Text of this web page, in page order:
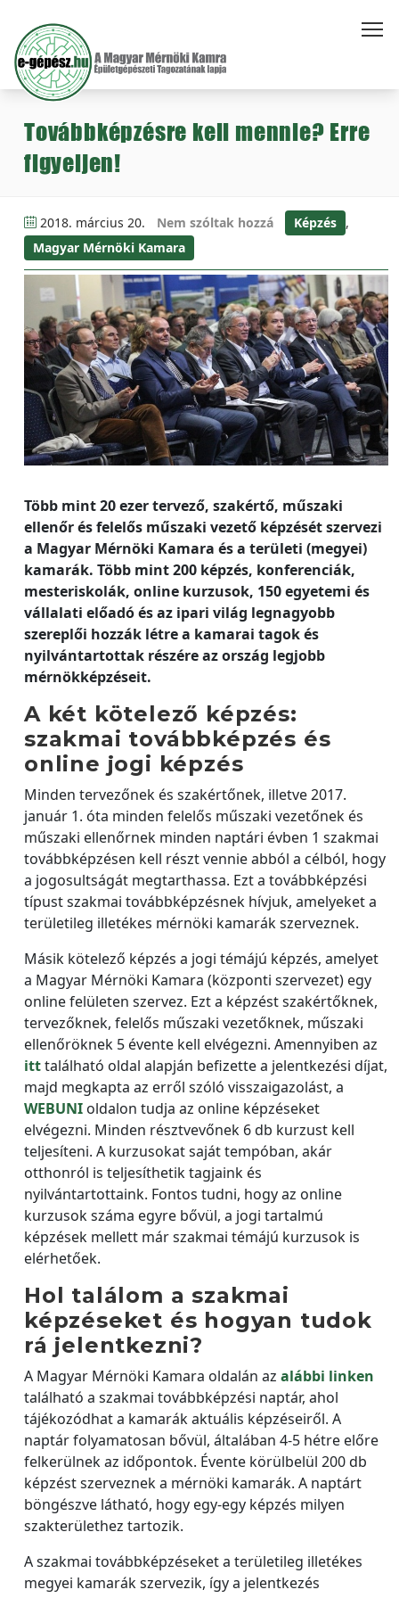
Továbbképzésre kell mennie? Erre
figyeljen!
2018. március 20. Nem szóltak hozzá Képzés ,
Magyar Mérnöki Kamara
Több mint 20 ezer tervező, szakértő, műszaki
ellenőr és felelős műszaki vezető képzését szervezi
a Magyar Mérnöki Kamara és a területi (megyei)
kamarák. Több mint 200 képzés, konferenciák,
mesteriskolák, online kurzusok, 150 egyetemi és
vállalati előadó és az ipari világ legnagyobb
szereplői hozzák létre a kamarai tagok és
nyilvántartottak részére az ország legjobb
mérnökképzéseit.
A két kötelező képzés:
szakmai továbbképzés és
online jogi képzés
Minden tervezőnek és szakértőnek, illetve 2017.
január 1. óta minden felelős műszaki vezetőnek és
műszaki ellenőrnek minden naptári évben 1 szakmai
továbbképzésen kell részt vennie abból a célból, hogy
a jogosultságát megtarthassa. Ezt a továbbképzési
típust szakmai továbbképzésnek hívjuk, amelyeket a
területileg illetékes mérnöki kamarák szerveznek.
Másik kötelező képzés a jogi témájú képzés, amelyet
a Magyar Mérnöki Kamara (központi szervezet) egy
online felületen szervez. Ezt a képzést szakértőknek,
tervezőknek, felelős műszaki vezetőknek, műszaki
ellenőröknek 5 évente kell elvégezni. Amennyiben az
itttalálható oldal alapján befizette a jelentkezési díjat,
majd megkapta az erről szóló visszaigazolást, a
WEBUNI oldalon tudja az online képzéseket
elvégezni. Minden résztvevőnek 6 db kurzust kell
teljesíteni. A kurzusokat saját tempóban, akár
otthonról is teljesíthetik tagjaink és
nyilvántartottaink. Fontos tudni, hogy az online
kurzusok száma egyre bővül, a jogi tartalmú
képzések mellett már szakmai témájú kurzusok is
elérhetőek.
Hol találom a szakmai
képzéseket és hogyan tudok
rá jelentkezni?
A Magyar Mérnöki Kamara oldalán az alábbi linken
található a szakmai továbbképzési naptár, ahol
tájékozódhat a kamarák aktuális képzéseiről. A
naptár folyamatosan bővül, általában 4-5 hétre előre
felkerülnek az időpontok. Évente körülbelül 200 db
képzést szerveznek a mérnöki kamarák. A naptárt
böngészve látható, hogy egy-egy képzés milyen
szakterülethez tartozik.
A szakmai továbbképzéseket a területileg illetékes
megyei kamarák szervezik, így a jelentkezés